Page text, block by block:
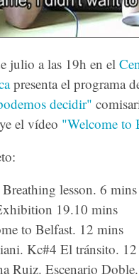
julio a las 19h en el
presenta el programa
decidir"
el vídeo "Welcome to
lesson. 6 mins
19.10 mins
to Belfast. 12 mins
Kc#4 El tránsito.
Ruiz. Escenario